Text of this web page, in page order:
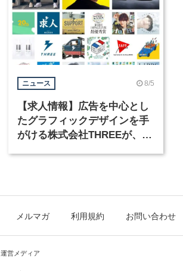
ニュース 8/5
【求人情報】広告を中心とし
たグラフィックデザインを手
がける株式会社THREEが、グ
メルマガ 利用規約 お問い合わせ
運営メディア